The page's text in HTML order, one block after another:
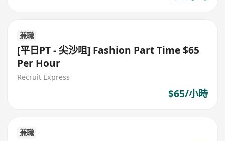
兼職
[平日PT - 尖沙咀] Fashion Part Time $65
Per Hour
Recruit Express
$65/小時
兼職